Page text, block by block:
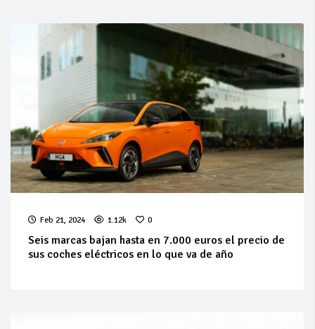
Feb 21, 2024 1.12k 0
Seis marcas bajan hasta en 7.000 euros el precio de
sus coches eléctricos en lo que va de año